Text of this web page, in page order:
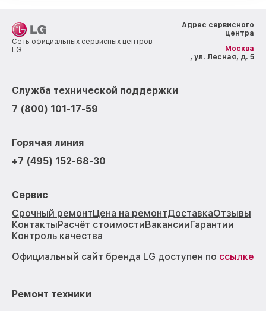
Сеть официальных сервисных центров
LG
Адрес сервисного
центра
Москва
, ул. Лесная, д. 5
Служба технической поддержки
7 (800) 101-17-59
Горячая линия
+7 (495) 152-68-30
Сервис
Срочный ремонтЦена на ремонтДоставкаОтзывы
КонтактыРасчёт стоимостиВакансииГарантии
Контроль качества
Официальный сайт бренда LG доступен по ссылке
Ремонт техники